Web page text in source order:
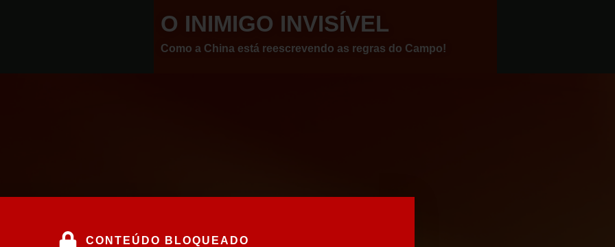
O INIMIGO INVISÍVEL
Como a China está reescrevendo as regras do Campo!
CONTEÚDO BLOQUEADO